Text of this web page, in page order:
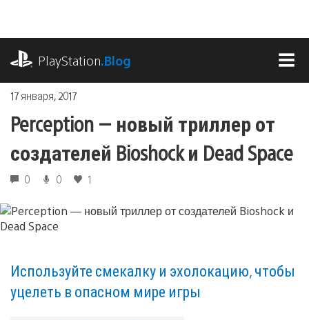
содержимому
PlayStation.Blog
17 января, 2017
Perception — новый триллер от
создателей Bioshock и Dead Space
0 0 1
Используйте смекалку и эхолокацию, чтобы
уцелеть в опасном мире игры